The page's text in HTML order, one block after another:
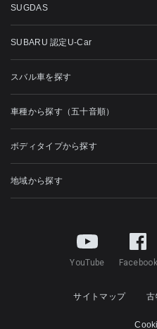
SUGDAS
SUBARU 認定U-Car
スバル車を探す
車種から探す（五十音順）
ボディタイプから探す
地域から探す
YouTube Facebook
サイトマップ 古